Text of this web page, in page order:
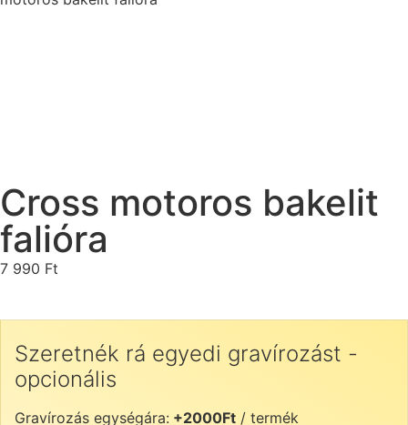
Cross motoros bakelit
falióra
7 990 Ft
Szeretnék rá egyedi gravírozást -
opcionális
Gravírozás egységára: +2000Ft / termék